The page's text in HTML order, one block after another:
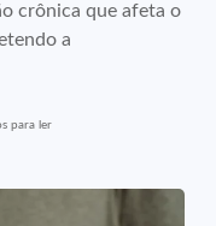
crônica que afeta o
a
para ler